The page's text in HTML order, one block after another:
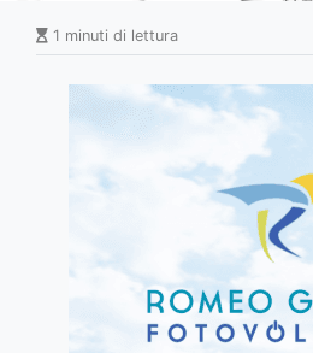
1 minuti di lettura